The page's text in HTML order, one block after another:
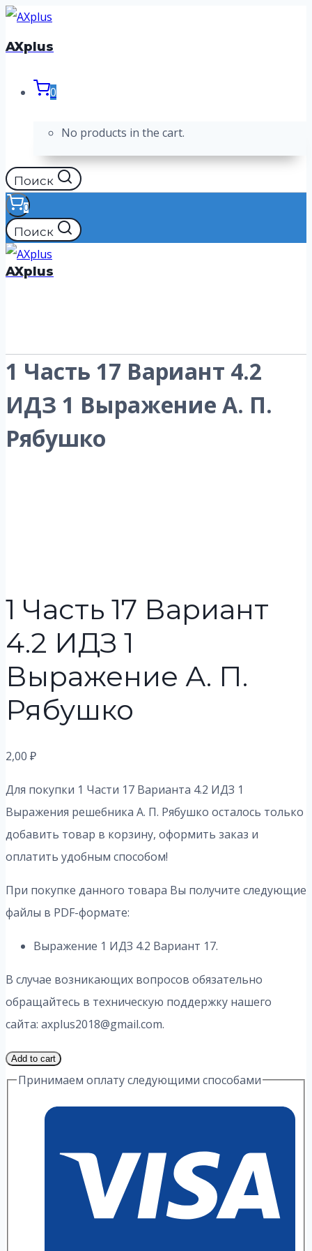
Перейти
к
AXplus
0
No products in the cart.
Поиск
0
Поиск
AXplus
1 Часть 17 Вариант 4.2
ИДЗ 1 Выражение А. П.
Рябушко
1 Часть 17 Вариант
4.2 ИДЗ 1
Выражение А. П.
Рябушко
2,00 ₽
Для покупки 1 Части 17 Варианта 4.2 ИДЗ 1
Выражения решебника А. П. Рябушко осталось только
добавить товар в корзину, оформить заказ и
оплатить удобным способом!
При покупке данного товара Вы получите следующие
файлы в PDF-формате:
Выражение 1 ИДЗ 4.2 Вариант 17.
В случае возникающих вопросов обязательно
обращайтесь в техническую поддержку нашего
сайта: axplus2018@gmail.com.
1
Часть
Add to cart
Принимаем оплату следующими способами